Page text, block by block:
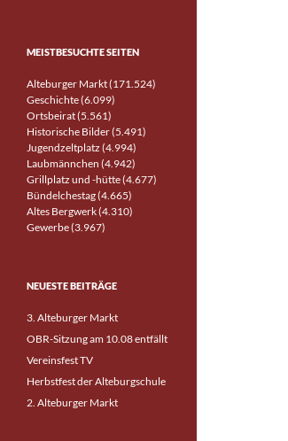
MEISTBESUCHTE SEITEN
Alteburger Markt (171.524)
Geschichte (6.099)
Ortsbeirat (5.561)
Historische Bilder (5.491)
Jugendzeltplatz (4.994)
Laubmännchen (4.942)
Grillplatz und -hütte (4.677)
Bündelchestag (4.665)
Altes Bergwerk (4.310)
Gewerbe (3.967)
NEUESTE BEITRÄGE
3. Alteburger Markt
OBR-Sitzung am 10.08 entfällt
Vereinsfest TV
Herbstfest der Alteburgschule
2. Alteburger Markt